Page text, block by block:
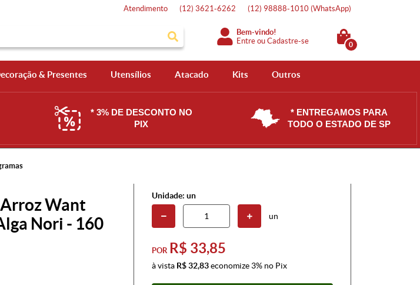
Atendimento (12) 3621-6262 (12) 98888-1010 (WhatsApp)
Bem-vindo!
Entre ouCadastre-se 0
& Presentes Utensílios Atacado Kits Outros
* 3% DE DESCONTO NO
PIX
* ENTREGAMOS PARA
TODO O ESTADO DE SP
Want
Nori - 160
Unidade: un
un
POR R$ 33,85
à vista R$ 32,83economize 3% no Pix